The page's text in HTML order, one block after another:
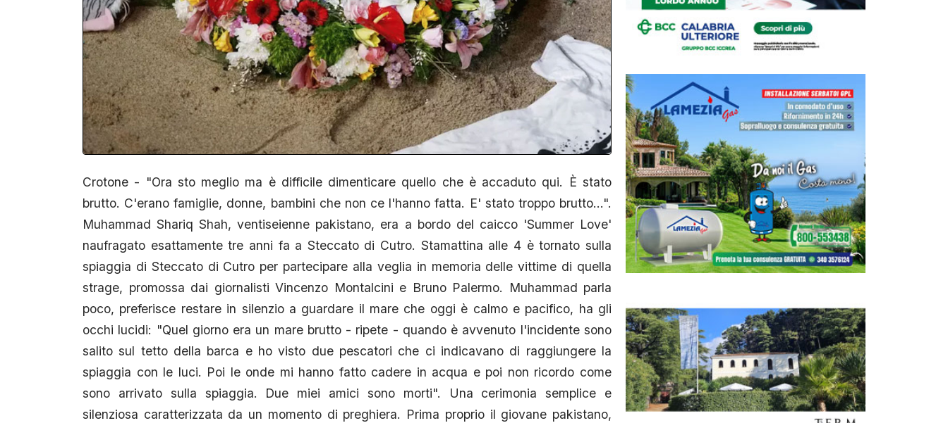
Crotone - "Ora sto meglio ma è difficile dimenticare quello che è accaduto qui. È stato
brutto. C'erano famiglie, donne, bambini che non ce l'hanno fatta. E' stato troppo brutto...".
Muhammad Shariq Shah, ventiseienne pakistano, era a bordo del caicco 'Summer Love'
naufragato esattamente tre anni fa a Steccato di Cutro. Stamattina alle 4 è tornato sulla
spiaggia di Steccato di Cutro per partecipare alla veglia in memoria delle vittime di quella
strage, promossa dai giornalisti Vincenzo Montalcini e Bruno Palermo. Muhammad parla
poco, preferisce restare in silenzio a guardare il mare che oggi è calmo e pacifico, ha gli
occhi lucidi: "Quel giorno era un mare brutto - ripete - quando è avvenuto l'incidente sono
salito sul tetto della barca e ho visto due pescatori che ci indicavano di raggiungere la
spiaggia con le luci. Poi le onde mi hanno fatto cadere in acqua e poi non ricordo come
sono arrivato sulla spiaggia. Due miei amici sono morti". Una cerimonia semplice e
silenziosa caratterizzata da un momento di preghiera. Prima proprio il giovane pakistano,